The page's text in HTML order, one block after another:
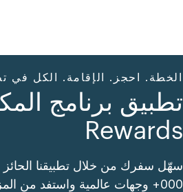
الخطة. احجز. الإقامة. الكل في
Rewards
000+ وجهات عالمية واستفد من المزيد.